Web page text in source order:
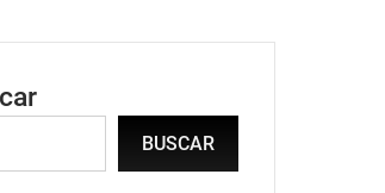
BUSCAR